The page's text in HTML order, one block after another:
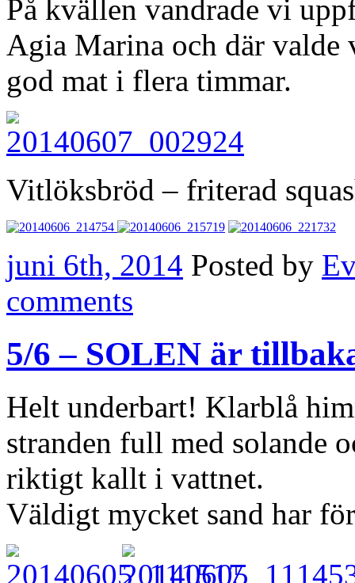
På kvällen vandrade vi
Agia Marina och där
god mat i flera timmar.
Vitlöksbröd – friterad
juni 6th, 2014 Posted by
comments
5/6 – SOLEN är
Helt underbart! Klarblå
stranden full med solande
riktigt kallt i vattnet.
Väldigt mycket sand har